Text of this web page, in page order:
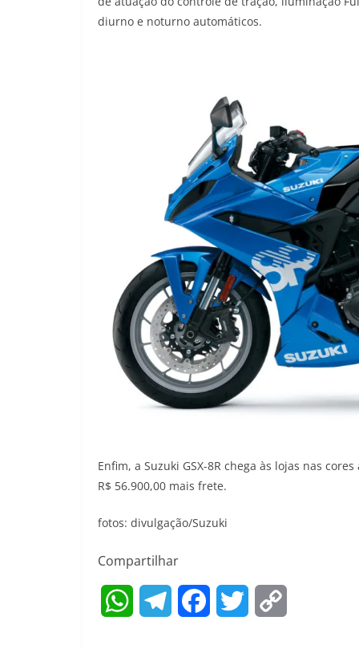
diurno e noturno automáticos.
Enfim, a Suzuki GSX-8R chega às lojas nas
R$ 56.900,00 mais frete.
fotos: divulgação/Suzuki
Compartilhar
W